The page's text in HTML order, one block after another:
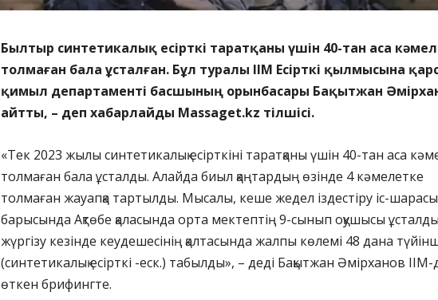
Былтыр синтетикалық есірткі таратқаны үшін 40-тан аса
толмаған бала ұсталған. Бұл туралы ІІМ Есірткі қылмысына
қимыл департаменті басшының орынбасары Бақытжан
айтты, – деп хабарлайды Massaget.kz тілшісі.
«Тек 2023 жылы синтетикалық есірткіні таратқаны үшін 40-тан аса
толмаған бала ұсталды. Алайда биыл қаңтардың өзінде 4 кәмелетке
толмаған жауапқа тартылды. Мысалы, кеше жедел іздестіру іс-шарасы
барысында Ақтөбе қаласында орта мектептің 9-сынып оқушысы
жүргізу кезінде кеудешесінің қалтасында жалпы көлемі 48 дана
(синтетикалық есірткі -еск.) табылды», – деді Бақытжан Әмірханов ІІМ-
өткен брифингте.